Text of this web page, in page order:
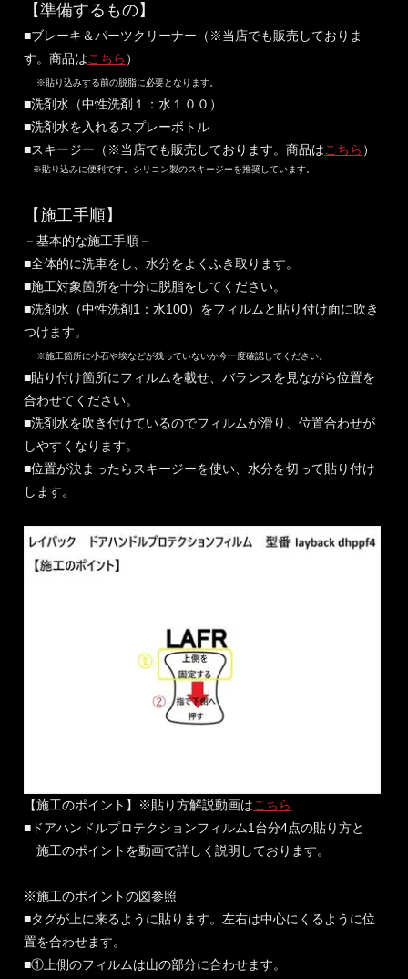
【準備するもの】
■ブレーキ＆パーツクリーナー（※当店でも販売しておりま
す。商品はこちら ）
※貼り込みする前の脱脂に必要となります。
■洗剤水（中性洗剤１：水１００）
■洗剤水を入れるスプレーボトル
■スキージー（※当店でも販売しております。商品はこちら ）
※貼り込みに便利です。シリコン製のスキージーを推奨しています。
【施工手順】
－基本的な施工手順－
■全体的に洗車をし、水分をよくふき取ります。
■施工対象箇所を十分に脱脂をしてください。
■洗剤水（中性洗剤1：水100）をフィルムと貼り付け面に吹き
つけます。
※施工箇所に小石や埃などが残っていないか今一度確認してください。
■貼り付け箇所にフィルムを載せ、バランスを見ながら位置を
合わせてください。
■洗剤水を吹き付けているのでフィルムが滑り、位置合わせが
しやすくなります。
■位置が決まったらスキージーを使い、水分を切って貼り付け
します。
【施工のポイント】※貼り方解説動画はこちら
■ドアハンドルプロテクションフィルム1台分4点の貼り方と
施工のポイントを動画で詳しく説明しております。
※施工のポイントの図参照
■タグが上に来るように貼ります。左右は中心にくるように位
置を合わせます。
■①上側のフィルムは山の部分に合わせます。